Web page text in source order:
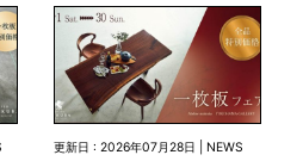
更新日 : 2026年07月28日 | NEWS